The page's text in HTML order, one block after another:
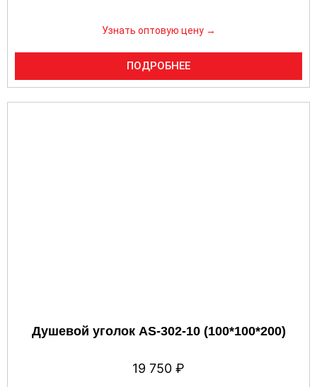
Узнать оптовую цену →
ПОДРОБНЕЕ
Душевой уголок AS-302-10 (100*100*200)
19 750 ₽